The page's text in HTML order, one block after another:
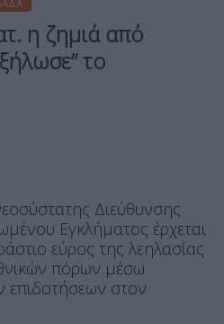
η ζημιά από
το
Διεύθυνσης
Εγκλήματος έρχεται
εύρος της λεηλασίας
πόρων μέσω
στον